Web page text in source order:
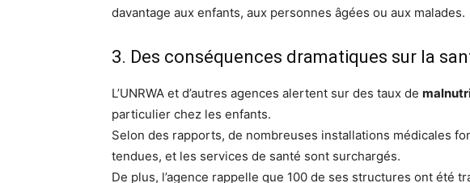
davantage aux enfants, aux personnes âgées ou aux malades.
3. Des conséquences dramatiques sur la
L’UNRWA et d’autres agences alertent sur des taux de
particulier chez les enfants.
Selon des rapports, de nombreuses installations médicales
tendues, et les services de santé sont surchargés.
De plus, l’agence rappelle que 100 de ses structures ont été